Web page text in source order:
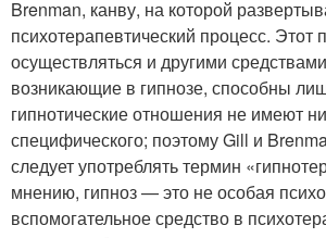
Brenman, канву, на которой
психотерапевтический процесс. Этот
осуществляться и другими
возникающие в гипнозе, способны
гипнотические отношения не имеют
специфического; поэтому Gill и
следует употреблять термин
мнению, гипноз — это не особая
вспомогательное средство в